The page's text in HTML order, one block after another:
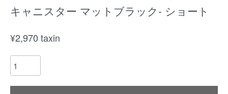
キャニスター マットブラック- ショート
¥2,970 taxin